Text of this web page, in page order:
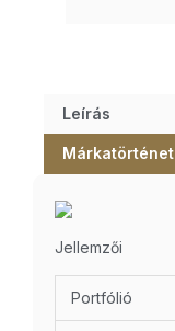
Leírás
Márkatörténet
Jellemzői
Portfólió